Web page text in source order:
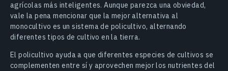
agrícolas más inteligentes. Aunque parezca una obviedad,
vale la pena mencionar que la mejor alternativa al
monocultivo es un sistema de policultivo, alternando
diferentes tipos de cultivo en la tierra.
El policultivo ayuda a que diferentes especies de cultivos se
complementen entre sí y aprovechen mejor los nutrientes del